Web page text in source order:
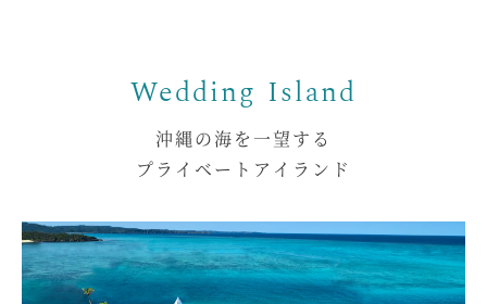
沖縄の海を一望する
プライベートアイランド